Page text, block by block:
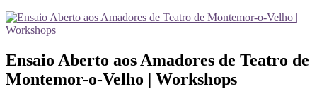
Ensaio Aberto aos Amadores de Teatro de
Montemor-o-Velho | Workshops